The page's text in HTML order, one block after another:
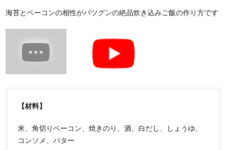
海苔とベーコンの相性がバツグンの絶品炊き込みご飯の作り方です
【材料】
米、角切りベーコン、焼きのり、酒、白だし、しょうゆ、
コンソメ、バター